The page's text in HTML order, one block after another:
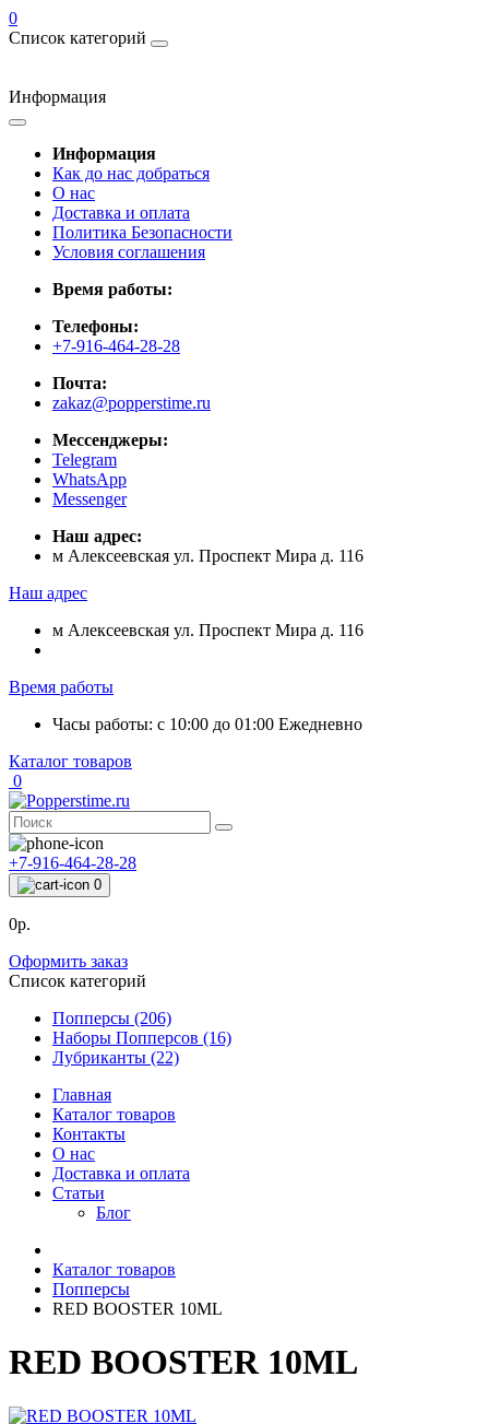
0
Список категорий
Информация
Информация
Как до нас добраться
О нас
Доставка и оплата
Политика Безопасности
Условия соглашения
Время работы:
Телефоны:
+7-916-464-28-28
Почта:
zakaz@popperstime.ru
Мессенджеры:
Telegram
WhatsApp
Messenger
Наш адрес:
м Алексеевская ул. Проспект Мира д. 116
Наш адрес
м Алексеевская ул. Проспект Мира д. 116
Время работы
Часы работы: с 10:00 до 01:00 Ежедневно
Каталог товаров
0
+7-916-464-28-28
0
0р.
Оформить заказ
Список категорий
Попперсы (206)
Наборы Попперсов (16)
Лубриканты (22)
Главная
Каталог товаров
Контакты
О нас
Доставка и оплата
Статьи
Блог
Каталог товаров
Попперсы
RED BOOSTER 10ML
RED BOOSTER 10ML